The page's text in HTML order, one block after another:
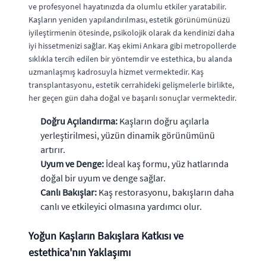
ve profesyonel hayatınızda da olumlu etkiler yaratabilir.
Kaşların yeniden yapılandırılması, estetik görünümünüzü
iyileştirmenin ötesinde, psikolojik olarak da kendinizi daha
iyi hissetmenizi sağlar. Kaş ekimi Ankara gibi metropollerde
sıklıkla tercih edilen bir yöntemdir ve estethica, bu alanda
uzmanlaşmış kadrosuyla hizmet vermektedir. Kaş
transplantasyonu, estetik cerrahideki gelişmelerle birlikte,
her geçen gün daha doğal ve başarılı sonuçlar vermektedir.
Doğru Açılandırma: Kaşların doğru açılarla
yerleştirilmesi, yüzün dinamik görünümünü
artırır.
Uyum ve Denge: İdeal kaş formu, yüz hatlarında
doğal bir uyum ve denge sağlar.
Canlı Bakışlar: Kaş restorasyonu, bakışların daha
canlı ve etkileyici olmasına yardımcı olur.
Yoğun Kaşların Bakışlara Katkısı ve
estethica'nın Yaklaşımı